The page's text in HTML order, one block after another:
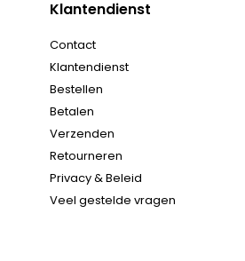
Klantendienst
Contact
Klantendienst
Bestellen
Betalen
Verzenden
Retourneren
Privacy & Beleid
Veel gestelde vragen